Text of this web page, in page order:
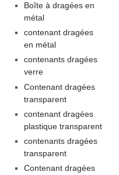
Boîte à dragées en
métal
contenant dragées
en métal
contenants dragées
verre
Contenant dragées
transparent
contenant dragées
plastique transparent
contenants dragées
transparent
Contenant dragées